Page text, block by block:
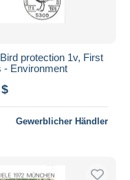
protection 1v, First
- Environment
Gewerblicher Händler